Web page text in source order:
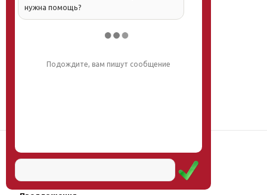
Научная школа
Услуги
нужна помощь?
Напишите, что вас интересует, и мы вам